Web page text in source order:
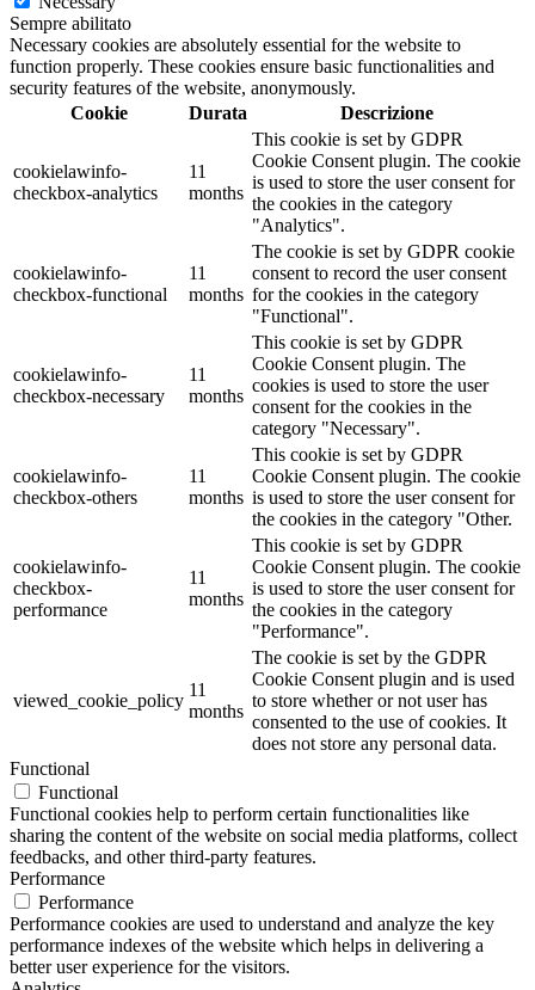
Sempre abilitato
Necessary cookies are absolutely essential for the website to
function properly. These cookies ensure basic functionalities and
security features of the website, anonymously.
Cookie
Durata Descrizione
cookielawinfo-
checkbox-analytics
11
months
This cookie is set by GDPR
Cookie Consent plugin. The cookie
is used to store the user consent for
the cookies in the category
"Analytics".
cookielawinfo-
checkbox-functional
11
months
The cookie is set by GDPR cookie
consent to record the user consent
for the cookies in the category
"Functional".
cookielawinfo-
checkbox-necessary
11
months
This cookie is set by GDPR
Cookie Consent plugin. The
cookies is used to store the user
consent for the cookies in the
category "Necessary".
cookielawinfo-
checkbox-others
11
months
This cookie is set by GDPR
Cookie Consent plugin. The cookie
is used to store the user consent for
the cookies in the category "Other.
cookielawinfo-
checkbox-
performance
11
months
This cookie is set by GDPR
Cookie Consent plugin. The cookie
is used to store the user consent for
the cookies in the category
"Performance".
viewed_cookie_policy
11
months
The cookie is set by the GDPR
Cookie Consent plugin and is used
to store whether or not user has
consented to the use of cookies. It
does not store any personal data.
Functional
Functional
Functional cookies help to perform certain functionalities like
sharing the content of the website on social media platforms, collect
feedbacks, and other third-party features.
Performance
Performance
Performance cookies are used to understand and analyze the key
performance indexes of the website which helps in delivering a
better user experience for the visitors.